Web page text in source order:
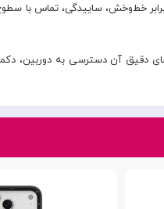
خط‌وخش، ساییدگی، تماس با
آن دسترسی به دوربین،